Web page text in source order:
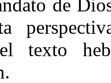
de
texto